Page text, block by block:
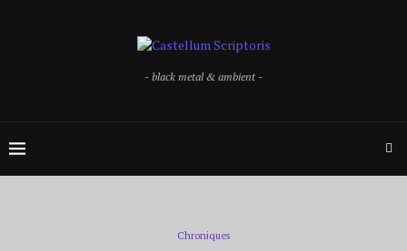
- black metal & ambient -
Chroniques